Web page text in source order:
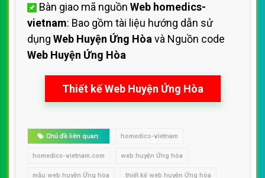
Bàn giao mã nguồn Web homedics-
vietnam: Bao gồm tài liệu hướng dẫn sử
dụng Web Huyện Ứng Hòa và Nguồn code
Web Huyện Ứng Hòa
Thiết kế Web Huyện Ứng Hòa
Chủ đề liên quan: homedics-vietnam
homedics-vietnam.com web huyện Ứng hòa
mẫu web huyện Ứng hòa thiết kế web huyện Ứng hòa